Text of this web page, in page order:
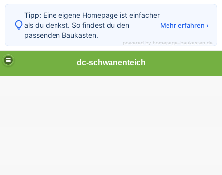
dc-schwanenteich
Tipp: Eine eigene Homepage ist einfacher
als du denkst. So findest du den
passenden Baukasten.
Mehr erfahren ›
powered by homepage-baukasten.de